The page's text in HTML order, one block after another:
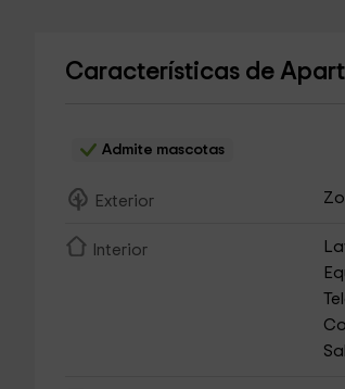
Características de
Admite mascotas
Exterior
Interior